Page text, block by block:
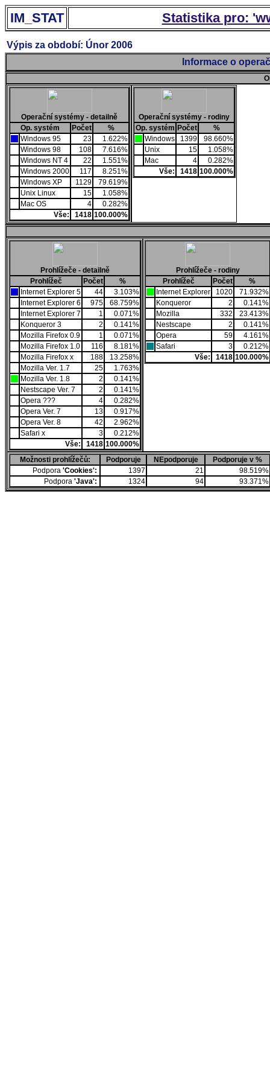
IM_STAT Statistika pro:
Výpis za období: Únor 2006
Informace o
Operační systémy - detailně
Op. systém
Počet
%
Windows 95
23
1.622%
Windows 98
108
7.616%
Windows NT 4
22
1.551%
Windows 2000
117
8.251%
Windows XP
1129
79.619%
Unix Linux
15
1.058%
Mac OS
4
0.282%
Vše:
1418 100.000%
Operační systémy - rodiny
Op. systém Počet
%
Windows
1399
98.660%
Unix
15
1.058%
Mac
4
0.282%
Vše:
1418 100.000%
Prohlížeče - detailně
Prohlížeč
Počet
%
Internet Explorer 5
44
3.103%
Internet Explorer 6
975
68.759%
Internet Explorer 7
1
0.071%
Konqueror 3
2
0.141%
Mozilla Firefox 0.9
1
0.071%
Mozilla Firefox 1.0
116
8.181%
Mozilla Firefox x
188
13.258%
Mozilla Ver. 1.7
25
1.763%
Mozilla Ver. 1.8
2
0.141%
Nestscape Ver. 7
2
0.141%
Opera ???
4
0.282%
Opera Ver. 7
13
0.917%
Opera Ver. 8
42
2.962%
Safari x
3
0.212%
Vše:
1418 100.000%
Prohlížeče - rodiny
Prohlížeč
Počet
%
Internet Explorer
1020
71.932%
Konqueror
2
0.141%
Mozilla
332
23.413%
Nestscape
2
0.141%
Opera
59
4.161%
Safari
3
0.212%
Vše:
1418 100.000%
Možnosti prohlížečů: Podporuje NEpodporuje
Podporuje v %
Podpora 'Cookies': 1397 21
98.519%
Podpora 'Java': 1324 94 93.371%